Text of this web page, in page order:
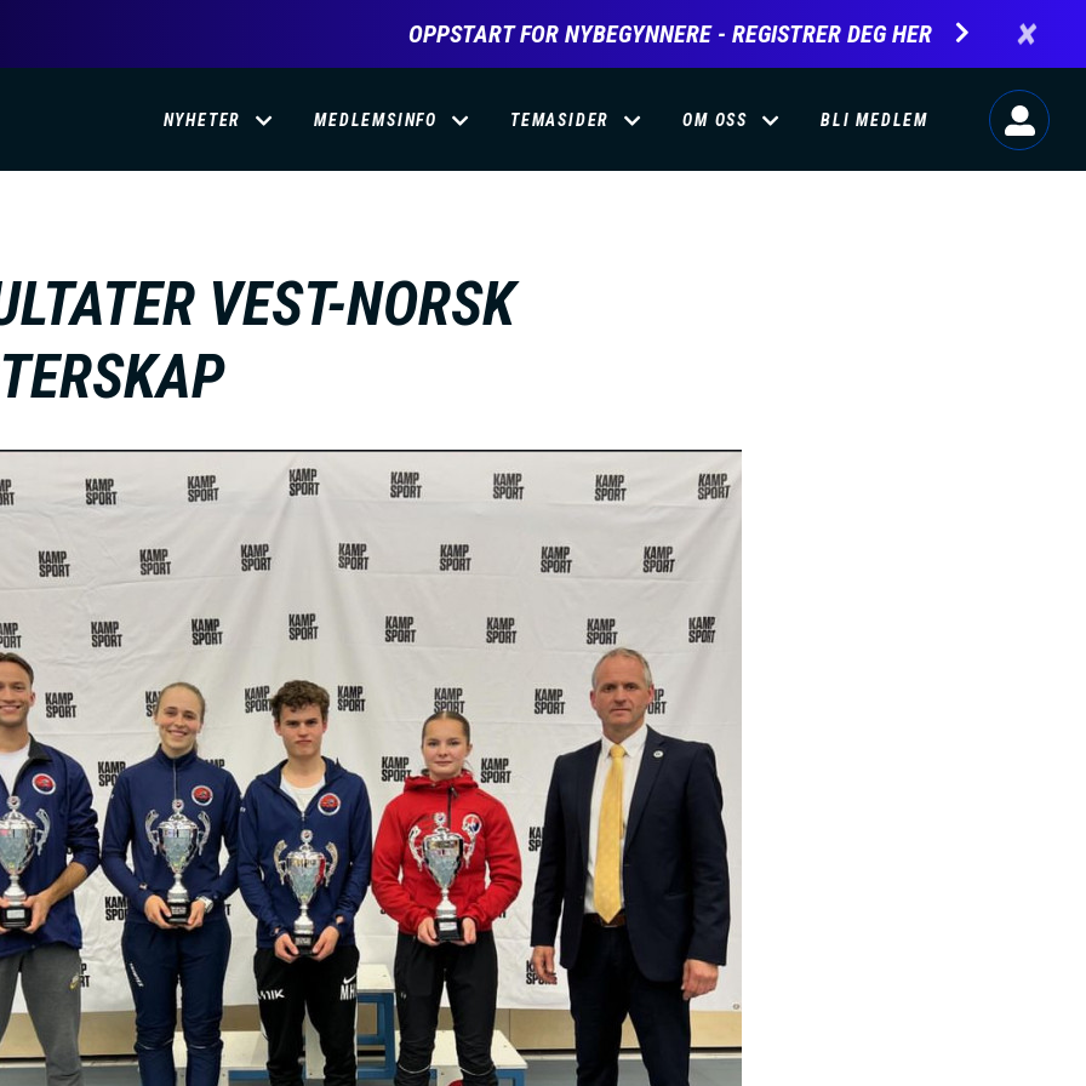
OPPSTART FOR NYBEGYNNERE - REGISTRER DEG HER ×
D
M
A
I
M
N
U
S
A
C
T
NYHETER MEDLEMSINFO TEMASIDER OM OSS BLI MEDLEM
VEST-NORSK